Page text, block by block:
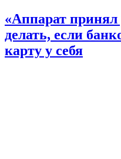
«Аппарат
делать, если
карту у себя